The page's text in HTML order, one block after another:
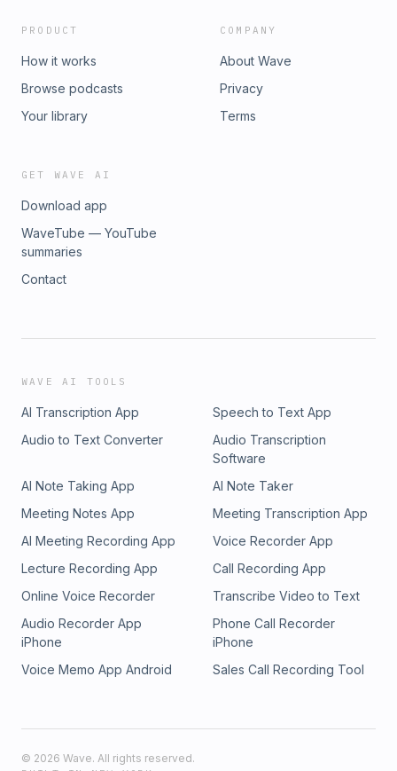
PRODUCT
How it works
Browse podcasts
Your library
COMPANY
About Wave
Privacy
Terms
GET WAVE AI
Download app
WaveTube — YouTube
summaries
Contact
WAVE AI TOOLS
AI Transcription App
Speech to Text App
Audio to Text Converter
Audio Transcription
Software
AI Note Taking App
AI Note Taker
Meeting Notes App
Meeting Transcription App
AI Meeting Recording App
Voice Recorder App
Lecture Recording App
Call Recording App
Online Voice Recorder
Transcribe Video to Text
Audio Recorder App
iPhone
Phone Call Recorder
iPhone
Voice Memo App Android
Sales Call Recording Tool
© 2026 Wave. All rights reserved.